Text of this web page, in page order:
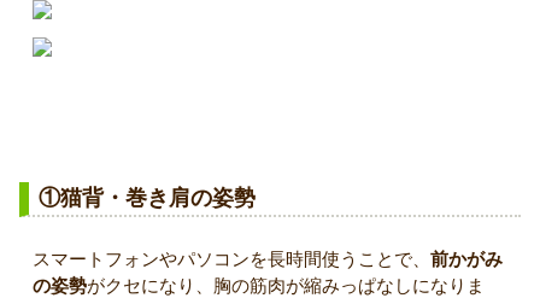
①猫背・巻き肩の姿勢
スマートフォンやパソコンを長時間使うことで、 前かがみ
の姿勢がクセになり、胸の筋肉が縮みっぱなしになりま